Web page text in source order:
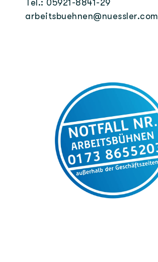
Tel.: 05921-8841-29
arbeitsbuehnen@nuessler.com